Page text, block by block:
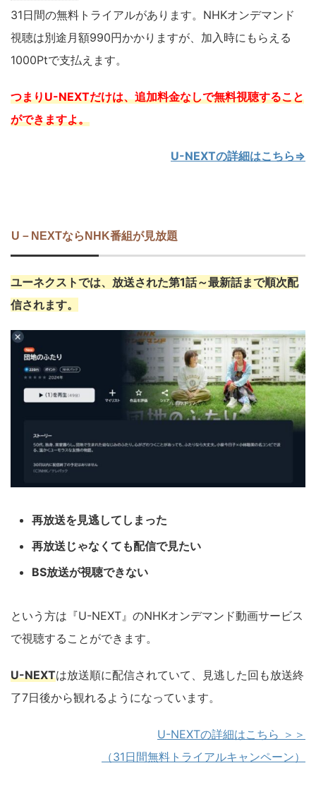
31日間の無料トライアルがあります。NHKオンデマンド
視聴は別途月額990円かかりますが、加入時にもらえる
1000Ptで支払えます。
つまりU-NEXTだけは、追加料金なしで無料視聴すること
ができますよ。
U-NEXTの詳細はこちら⇒
U－NEXTならNHK番組が見放題
ユーネクストでは、放送された第1話～最新話まで順次配
信されます。
再放送を見逃してしまった
再放送じゃなくても配信で見たい
BS放送が視聴できない
という方は『U-NEXT』のNHKオンデマンド動画サービス
で視聴することができます。
U-NEXTは放送順に配信されていて、見逃した回も放送終
了7日後から観れるようになっています。
U-NEXTの詳細はこちら ＞＞
（31日間無料トライアルキャンペーン）